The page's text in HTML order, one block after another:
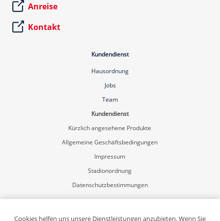
Anreise
Kontakt
Kundendienst
Hausordnung
Jobs
Team
Kundendienst
Kürzlich angesehene Produkte
Allgemeine Geschäftsbedingungen
Impressum
Stadionordnung
Datenschutzbestimmungen
Mein Konto
Registrierung
Cookies helfen uns unsere Dienstleistungen anzubieten. Wenn Sie